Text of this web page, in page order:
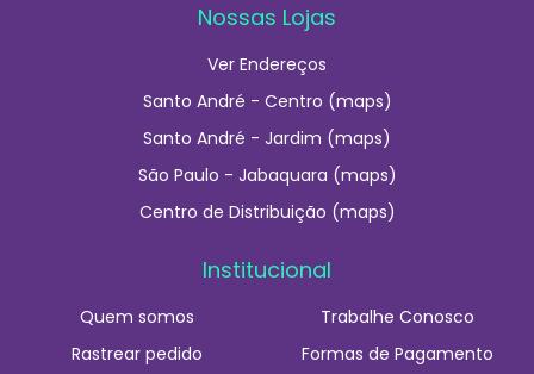
Nossas Lojas
Ver Endereços
Santo André - Centro (maps)
Santo André - Jardim (maps)
São Paulo - Jabaquara (maps)
Centro de Distribuição (maps)
Institucional
Quem somos
Rastrear pedido
Trabalhe Conosco
Formas de Pagamento